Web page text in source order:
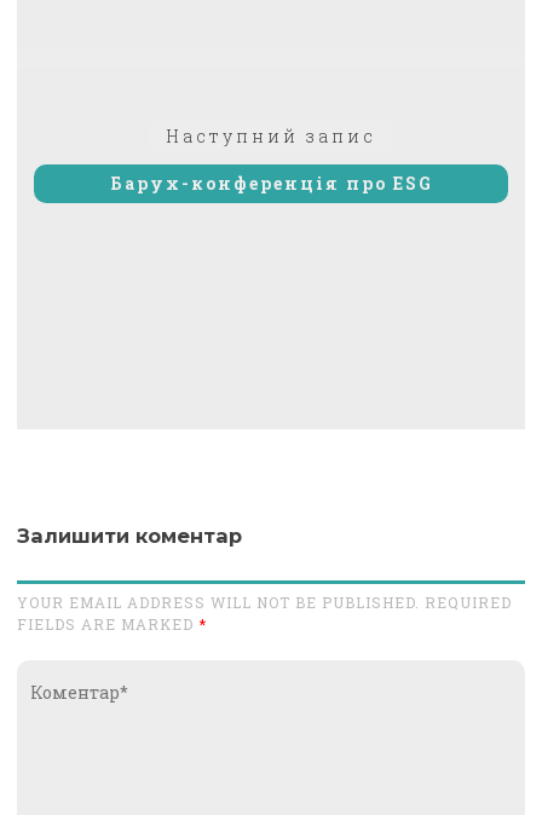
Наступний запис
запис:
Барух-конференція про ESG
Залишити коментар
YOUR EMAIL ADDRESS WILL NOT BE PUBLISHED. REQUIRED
FIELDS ARE MARKED *